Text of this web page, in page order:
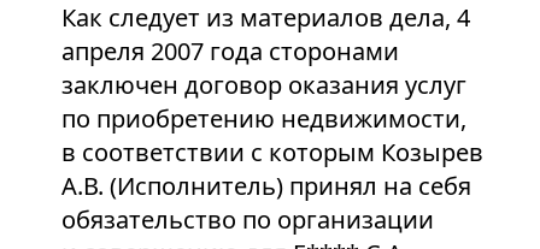
Как следует из материалов дела, 4
апреля 2007 года сторонами
заключен договор оказания услуг
по приобретению недвижимости,
в соответствии с которым Козырев
А.В. (Исполнитель) принял на себя
обязательство по организации